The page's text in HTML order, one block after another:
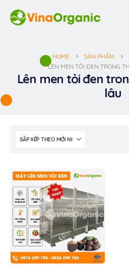
HOME SẢN PHẨM
LÊN MEN TỎI ĐEN TRONG
Lên men tỏi đen
lâu